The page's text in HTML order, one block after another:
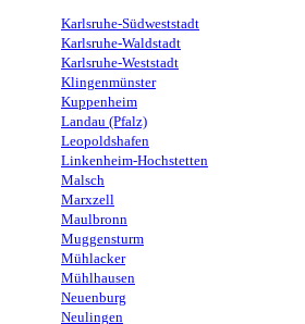
Karlsruhe-Südweststadt
Karlsruhe-Waldstadt
Karlsruhe-Weststadt
Klingenmünster
Kuppenheim
Landau (Pfalz)
Leopoldshafen
Linkenheim-Hochstetten
Malsch
Marxzell
Maulbronn
Muggensturm
Mühlacker
Mühlhausen
Neuenburg
Neulingen